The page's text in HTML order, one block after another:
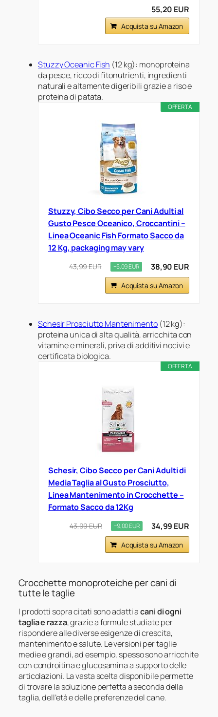
55,20 EUR
Acquista su Amazon
Stuzzy Oceanic Fish (12 kg): monoproteina
da pesce, ricco di fitonutrienti, ingredienti
naturali e altamente digeribili grazie a riso e
proteina di patata.
OFFERTA
Stuzzy, Cibo Secco per Cani Adulti al
Gusto Pesce Oceanico, Croccantini –
Linea Oceanic Fish Formato Sacco da
12 Kg, packaging may vary
43,99 EUR −5,09 EUR 38,90 EUR
Acquista su Amazon
Schesir Prosciutto Mantenimento(12 kg):
proteina unica di alta qualità, arricchita con
vitamine e minerali, priva di additivi nocivi e
certificata biologica.
OFFERTA
Schesir, Cibo Secco per Cani Adulti di
Media Taglia al Gusto Prosciutto,
Linea Mantenimento in Crocchette –
Formato Sacco da 12Kg
43,99 EUR −9,00 EUR 34,99 EUR
Acquista su Amazon
Crocchette monoproteiche per cani di
tutte le taglie
I prodotti sopra citati sono adatti acani di ogni
taglia e razza, grazie a formule studiate per
rispondere alle diverse esigenze di crescita,
mantenimento e salute. Le versioni per taglie
medie e grandi, ad esempio, spesso sono arricchite
con condroitina e glucosamina a supporto delle
articolazioni. La vasta scelta disponibile permette
di trovare la soluzione perfetta a seconda della
taglia, dell’età e delle preferenze del cane.